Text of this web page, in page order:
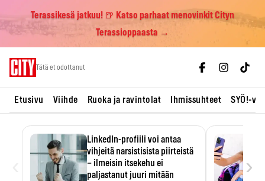
Terassikesä jatkuu! 🍺 Katso parhaat menovinkit Cityn
Terassioppaasta →
Tätä et odottanut
Etusivu Viihde Ruoka ja ravintolat Ihmissuhteet SYÖ!-
LinkedIn-profiili voi antaa
vihjeitä narsistisista piirteistä
– ilmeisin itsekehu ei
paljastanut juuri mitään
›